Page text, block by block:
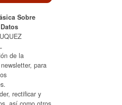
Sobre
de la
para
rectificar y